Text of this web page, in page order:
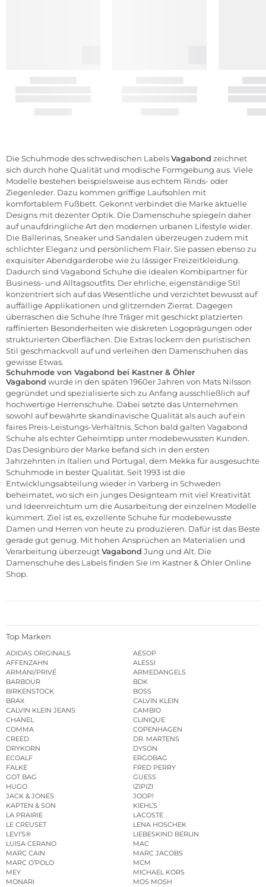
Die Schuhmode des schwedischen LabelsVagabond zeichnet
sich durch hohe Qualität und modische Formgebung aus. Viele
Modelle bestehen beispielsweise aus echtem Rinds- oder
Ziegenleder. Dazu kommen griffige Laufsohlen mit
komfortablem Fußbett. Gekonnt verbindet die Marke aktuelle
Designs mit dezenter Optik. Die Damenschuhe spiegeln daher
auf unaufdringliche Art den modernen urbanen Lifestyle wider.
Die Ballerinas, Sneaker und Sandalen überzeugen zudem mit
schlichter Eleganz und persönlichem Flair. Sie passen ebenso zu
exquisiter Abendgarderobe wie zu lässiger Freizeitkleidung.
Dadurch sind Vagabond Schuhe die idealen Kombipartner für
Business- und Alltagsoutfits. Der ehrliche, eigenständige Stil
konzentriert sich auf das Wesentliche und verzichtet bewusst auf
auffällige Applikationen und glitzernden Zierrat. Dagegen
überraschen die Schuhe Ihre Träger mit geschickt platzierten
raffinierten Besonderheiten wie diskreten Logoprägungen oder
strukturierten Oberflächen. Die Extras lockern den puristischen
Stil geschmackvoll auf und verleihen den Damenschuhen das
gewisse Etwas.
Schuhmode von Vagabond bei Kastner & Öhler
Vagabond wurde in den späten 1960er Jahren von Mats Nilsson
gegründet und spezialisierte sich zu Anfang ausschließlich auf
hochwertige Herrenschuhe. Dabei setzte das Unternehmen
sowohl auf bewährte skandinavische Qualität als auch auf ein
faires Preis-Leistungs-Verhältnis. Schon bald galten Vagabond
Schuhe als echter Geheimtipp unter modebewussten Kunden.
Das Designbüro der Marke befand sich in den ersten
Jahrzehnten in Italien und Portugal, dem Mekka für ausgesuchte
Schuhmode in bester Qualität. Seit 1993 ist die
Entwicklungsabteilung wieder in Varberg in Schweden
beheimatet, wo sich ein junges Designteam mit viel Kreativität
und Ideenreichtum um die Ausarbeitung der einzelnen Modelle
kümmert. Ziel ist es, exzellente Schuhe für modebewusste
Damen und Herren von heute zu produzieren. Dafür ist das Beste
gerade gut genug. Mit hohen Ansprüchen an Materialien und
Verarbeitung überzeugtVagabond Jung und Alt. Die
Damenschuhe des Labels finden Sie im Kastner & Öhler Online
Shop.
Top Marken
ADIDAS ORIGINALS
AESOP
AFFENZAHN
ALESSI
ARMANI/PRIVÉ
ARMEDANGELS
BARBOUR
BDK
BIRKENSTOCK
BOSS
BRAX
CALVIN KLEIN
CALVIN KLEIN JEANS
CAMBIO
CHANEL
CLINIQUE
COMMA
COPENHAGEN
CREED
DR. MARTENS
DRYKORN
DYSON
ECOALF
ERGOBAG
FALKE
FRED PERRY
GOT BAG
GUESS
HUGO
IZIPIZI
JACK & JONES
JOOP!
KAPTEN & SON
KIEHL’S
LA PRAIRIE
LACOSTE
LE CREUSET
LENA HOSCHEK
LEVI’S®
LIEBESKIND BERLIN
LUISA CERANO
MAC
MARC CAIN
MARC JACOBS
MARC O’POLO
MCM
MEY
MICHAEL KORS
MONARI
MOS MOSH